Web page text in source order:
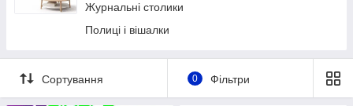
Журнальні столики
Полиці і вішалки
Сортування 0 Фільтри